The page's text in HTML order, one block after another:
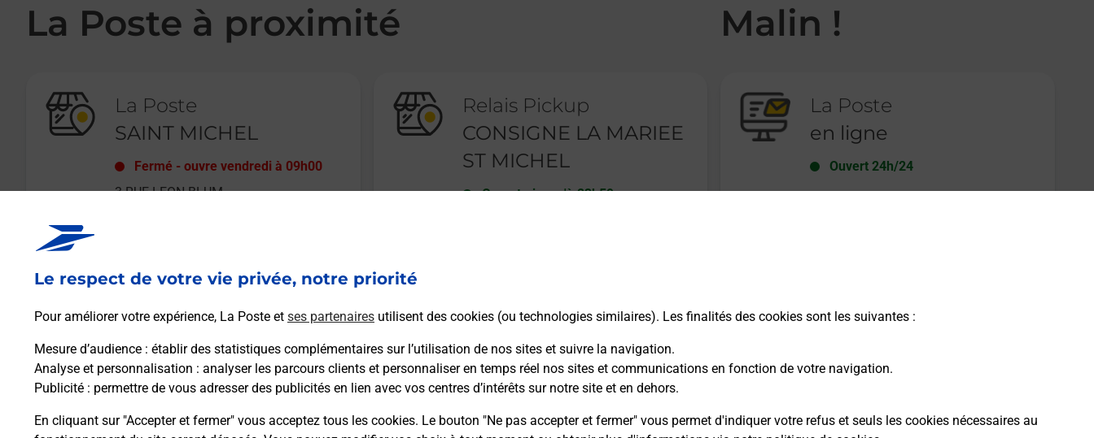
Le respect de votre vie privée, notre priorité
Pour améliorer votre expérience, La Poste et ses partenaires utilisent des cookies (ou technologies similaires). Les finalités des cookies sont les suivantes :
Mesure d’audience : établir des statistiques complémentaires sur l’utilisation de nos sites et suivre la navigation.
Analyse et personnalisation : analyser les parcours clients et personnaliser en temps réel nos sites et communications en fonction de votre navigation.
Publicité : permettre de vous adresser des publicités en lien avec vos centres d’intérêts sur notre site et en dehors.
En cliquant sur "Accepter et fermer" vous acceptez tous les cookies. Le bouton "Ne pas accepter et fermer" vous permet d'indiquer votre refus et seuls les cookies nécessaires au
La Poste à proximité
La Poste
SAINT MICHEL
Fermé -ouvre vendredi à 09h00
3 RUE LEON BLUM
En savoir plus
Relais Pickup
CONSIGNE LA MARIEE
ST MICHEL
Ouvert-jusqu'à 23h59
Malin !
La Poste
en ligne
Ouvert 24h/24